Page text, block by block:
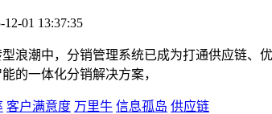
12-01 13:37:35
浪潮中，分销管理系统已成为打通供应链、
的一体化分销解决方案，
客户满意度 万里牛 信息孤岛 供应链